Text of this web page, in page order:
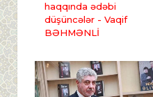
haqqında ədəbi
düşüncələr - Vaqif
BƏHMƏNLİ